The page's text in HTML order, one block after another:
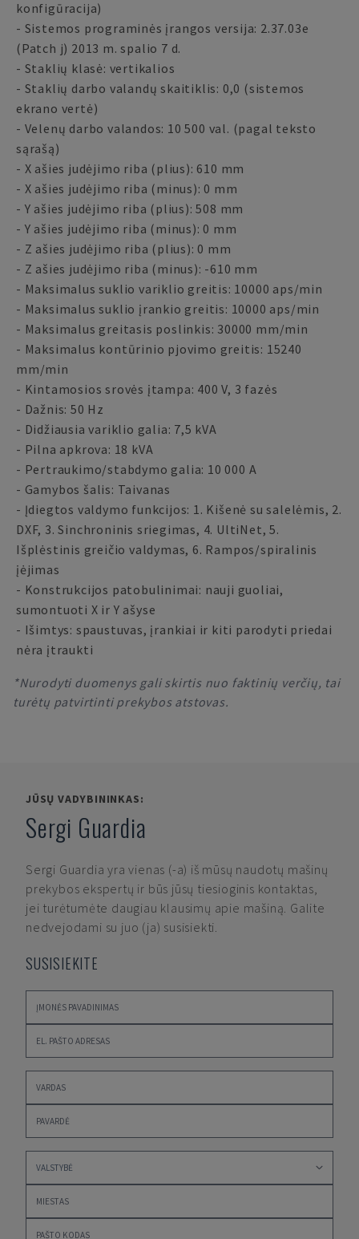
konfigūracija)
- Sistemos programinės įrangos versija: 2.37.03e
(Patch j) 2013 m. spalio 7 d.
- Staklių klasė: vertikalios
- Staklių darbo valandų skaitiklis: 0,0 (sistemos
ekrano vertė)
- Velenų darbo valandos: 10 500 val. (pagal teksto
sąrašą)
- X ašies judėjimo riba (plius): 610 mm
- X ašies judėjimo riba (minus): 0 mm
- Y ašies judėjimo riba (plius): 508 mm
- Y ašies judėjimo riba (minus): 0 mm
- Z ašies judėjimo riba (plius): 0 mm
- Z ašies judėjimo riba (minus): -610 mm
- Maksimalus suklio variklio greitis: 10000 aps/min
- Maksimalus suklio įrankio greitis: 10000 aps/min
- Maksimalus greitasis poslinkis: 30000 mm/min
- Maksimalus kontūrinio pjovimo greitis: 15240
mm/min
- Kintamosios srovės įtampa: 400 V, 3 fazės
- Dažnis: 50 Hz
- Didžiausia variklio galia: 7,5 kVA
- Pilna apkrova: 18 kVA
- Pertraukimo/stabdymo galia: 10 000 A
- Gamybos šalis: Taivanas
- Įdiegtos valdymo funkcijos: 1. Kišenė su salelėmis, 2.
DXF, 3. Sinchroninis sriegimas, 4. UltiNet, 5.
Išplėstinis greičio valdymas, 6. Rampos/spiralinis
įėjimas
- Konstrukcijos patobulinimai: nauji guoliai,
sumontuoti X ir Y ašyse
- Išimtys: spaustuvas, įrankiai ir kiti parodyti priedai
nėra įtraukti
*Nurodyti duomenys gali skirtis nuo faktinių verčių, tai
turėtų patvirtinti prekybos atstovas.
JŪSŲ VADYBININKAS:
Sergi Guardia
Sergi Guardia yra vienas (-a) iš mūsų naudotų mašinų
prekybos ekspertų ir būs jūsų tiesioginis kontaktas,
jei turėtumėte daugiau klausimų apie mašiną. Galite
nedvejodami su juo (ja) susisiekti.
SUSISIEKITE